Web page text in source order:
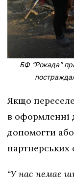
БФ “Рокада”
Якщо
в оформленні
допомогти
партнерських
“У нас немає